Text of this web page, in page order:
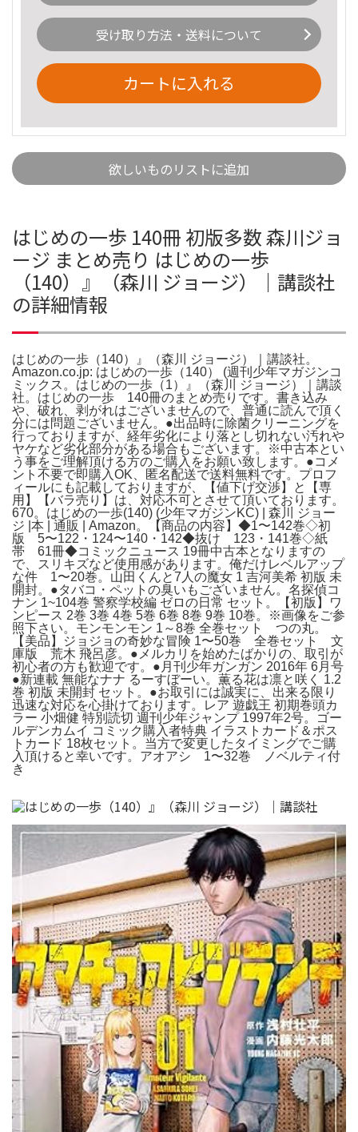
受け取り方法・送料について
カートに入れる
欲しいものリストに追加
はじめの一歩 140冊 初版多数 森川ジョ
ージ まとめ売り はじめの一歩
（140）』（森川 ジョージ）｜講談社
の詳細情報
はじめの一歩（140）』（森川 ジョージ）｜講談社。
Amazon.co.jp: はじめの一歩（140） (週刊少年マガジンコ
ミックス。はじめの一歩（1）』（森川 ジョージ）｜講談
社。はじめの一歩 140冊のまとめ売りです。書き込み
や、破れ、剥がれはございませんので、普通に読んで頂く
分には問題ございません。●出品時に除菌クリーニングを
行っておりますが、経年劣化により落とし切れない汚れや
ヤケなど劣化部分がある場合もございます。※中古本とい
う事をご理解頂ける方のご購入をお願い致します。●コメ
ント不要で即購入OK、匿名配送で送料無料です。プロフ
ィールにも記載しておりますが、【値下げ交渉】と【専
用】【バラ売り】は、対応不可とさせて頂いております。
670。はじめの一歩(140) (少年マガジンKC) | 森川 ジョー
ジ |本 | 通販 | Amazon。【商品の内容】◆1〜142巻◇初
版 5〜122・124〜140・142◆抜け 123・141巻◇紙
帯 61冊◆コミックニュース 19冊中古本となりますの
で、スリキズなど使用感があります。俺だけレベルアップ
な件 1〜20巻。山田くんと7人の魔女 1 吉河美希 初版 未
開封。●タバコ・ペットの臭いもございません。名探偵コ
ナン 1~104巻 警察学校編 ゼロの日常 セット。【初版】ワ
ンピース 2巻 3巻 4巻 5巻 6巻 8巻 9巻 10巻。※画像をご参
照下さい。モンモンモン 1～8巻 全巻セット つの丸。
【美品】ジョジョの奇妙な冒険 1〜50巻 全巻セット 文
庫版 荒木 飛呂彦。●メルカリを始めたばかりの、取引が
初心者の方も歓迎です。●月刊少年ガンガン 2016年 6月号
●新連載 無能なナナ るーすぼーい。薫る花は凛と咲く 1.2
巻 初版 未開封 セット。●お取引には誠実に、出来る限り
迅速な対応を心掛けております。レア 遊戯王 初期巻頭カ
ラー 小畑健 特別読切 週刊少年ジャンプ 1997年2号。ゴー
ルデンカムイ コミック購入者特典 イラストカード＆ポス
トカード 18枚セット。当方で変更したタイミングでご購
入頂けると幸いです。アオアシ 1〜32巻 ノベルティ付
き